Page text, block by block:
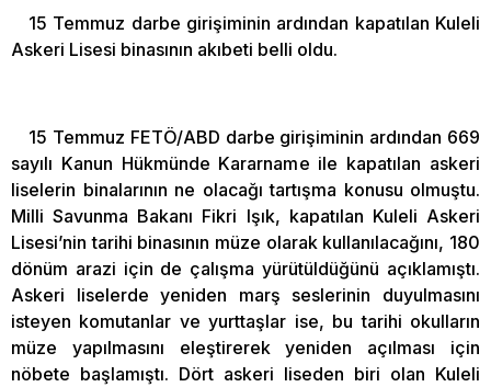
15 Temmuz darbe girişiminin ardından kapatılan Kuleli
Askeri Lisesi binasının akıbeti belli oldu.
15 Temmuz FETÖ/ABD darbe girişiminin ardından 669
sayılı Kanun Hükmünde Kararname ile kapatılan askeri
liselerin binalarının ne olacağı tartışma konusu olmuştu.
Milli Savunma Bakanı Fikri Işık, kapatılan Kuleli Askeri
Lisesi’nin tarihi binasının müze olarak kullanılacağını, 180
dönüm arazi için de çalışma yürütüldüğünü açıklamıştı.
Askeri liselerde yeniden marş seslerinin duyulmasını
isteyen komutanlar ve yurttaşlar ise, bu tarihi okulların
müze yapılmasını eleştirerek yeniden açılması için
nöbete başlamıştı. Dört askeri liseden biri olan Kuleli